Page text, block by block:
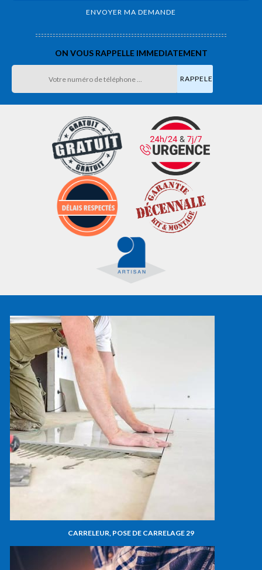
ON VOUS RAPPELLE IMMEDIATEMENT
CARRELEUR, POSE DE CARRELAGE 29